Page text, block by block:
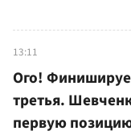
13:11
Ого!
третья.
первую